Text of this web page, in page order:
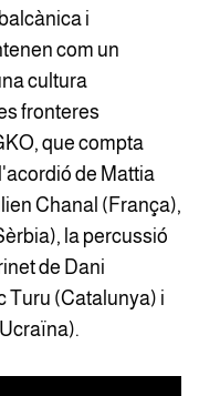
i
com un
cultura
fronteres
que compta
de Mattia
Chanal (França),
la percussió
de Dani
Turu (Catalunya) i